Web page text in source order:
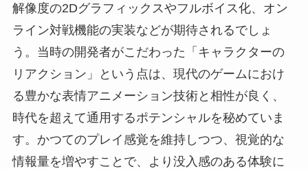
解像度の2Dグラフィックスやフルボイス化、オン
ライン対戦機能の実装などが期待されるでしょ
う。当時の開発者がこだわった「キャラクターの
リアクション」という点は、現代のゲームにおけ
る豊かな表情アニメーション技術と相性が良く、
時代を超えて通用するポテンシャルを秘めていま
す。かつてのプレイ感覚を維持しつつ、視覚的な
情報量を増やすことで、より没入感のある体験に